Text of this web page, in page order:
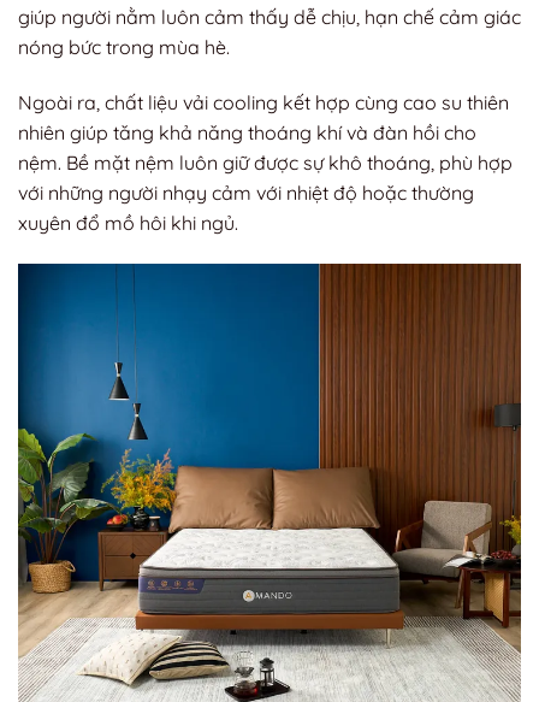
giúp người nằm luôn cảm thấy dễ chịu, hạn chế cảm giác
nóng bức trong mùa hè.
Ngoài ra, chất liệu vải cooling kết hợp cùng cao su thiên
nhiên giúp tăng khả năng thoáng khí và đàn hồi cho
nệm. Bề mặt nệm luôn giữ được sự khô thoáng, phù hợp
với những người nhạy cảm với nhiệt độ hoặc thường
xuyên đổ mồ hôi khi ngủ.